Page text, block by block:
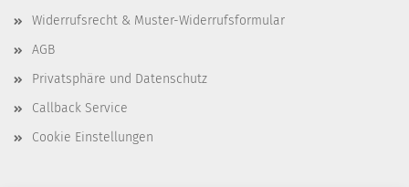
Widerrufsrecht & Muster-Widerrufsformular
AGB
Privatsphäre und Datenschutz
Callback Service
Cookie Einstellungen